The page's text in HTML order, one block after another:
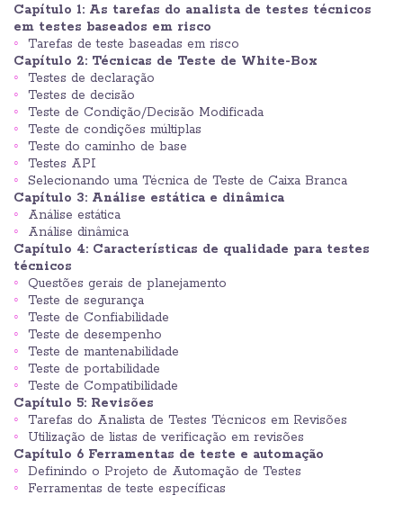
Capítulo 1: As tarefas do analista de testes técnicos
em testes baseados em risco
Tarefas de teste baseadas em risco
Capítulo 2: Técnicas de Teste de White-Box
Testes de declaração
Testes de decisão
Teste de Condição/Decisão Modificada
Teste de condições múltiplas
Teste do caminho de base
Testes API
Selecionando uma Técnica de Teste de Caixa Branca
Capítulo 3: Análise estática e dinâmica
Análise estática
Análise dinâmica
Capítulo 4: Características de qualidade para testes
técnicos
Questões gerais de planejamento
Teste de segurança
Teste de Confiabilidade
Teste de desempenho
Teste de mantenabilidade
Teste de portabilidade
Teste de Compatibilidade
Capítulo 5: Revisões
Tarefas do Analista de Testes Técnicos em Revisões
Utilização de listas de verificação em revisões
Capítulo 6 Ferramentas de teste e automação
Definindo o Projeto de Automação de Testes
Ferramentas de teste específicas